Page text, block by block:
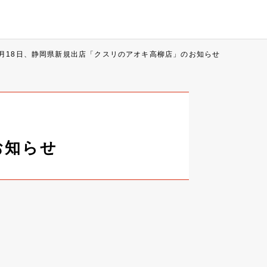
18日、静岡県新規出店「クスリのアオキ高柳店」のお知らせ
らせ